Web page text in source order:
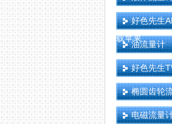
好色先生
载苹果
油流量计
好色先生
椭圆齿轮
电磁流量